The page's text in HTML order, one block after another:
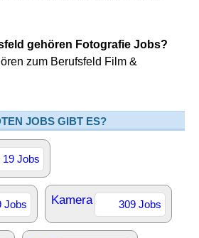
gehören Fotografie Jobs?
zum Berufsfeld Film &
JOBS GIBT ES?
19 Jobs
Jobs Kamera 309 Jobs